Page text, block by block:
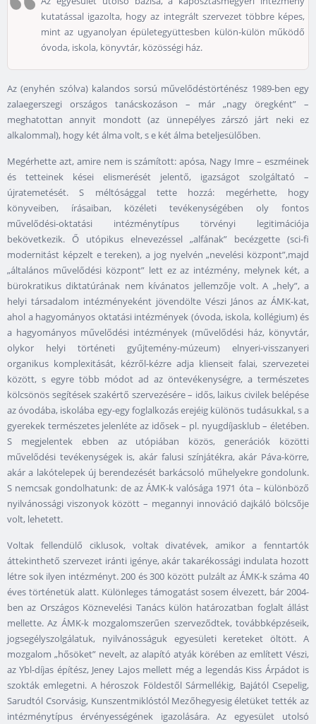
kutatással igazolta, hogy az integrált szervezet többre képes,
mint az ugyanolyan épületegyüttesben külön-külön működő
óvoda, iskola, könyvtár, közösségi ház.
Az (enyhén szólva) kalandos sorsú művelődéstörténész 1989-ben egy
zalaegerszegi országos tanácskozáson – már „nagy öregként” –
meghatottan annyit mondott (az ünnepélyes zárszó járt neki ez
alkalommal), hogy két álma volt, s e két álma beteljesülőben.
Megérhette azt, amire nem is számított: apósa, Nagy Imre – eszméinek
és tetteinek kései elismerését jelentő, igazságot szolgáltató –
újratemetését. S méltósággal tette hozzá: megérhette, hogy
könyveiben, írásaiban, közéleti tevékenységében oly fontos
művelődési-oktatási intézménytípus törvényi legitimációja
bekövetkezik. Ő utópikus elnevezéssel „alfának” becézgette (sci-fi
modernitást képzelt e tereken), a jog nyelvén „nevelési központ”,majd
„általános művelődési központ” lett ez az intézmény, melynek két, a
bürokratikus diktatúrának nem kívánatos jellemzője volt. A „hely”, a
helyi társadalom intézményeként jövendölte Vészi János az ÁMK-kat,
ahol a hagyományos oktatási intézmények (óvoda, iskola, kollégium) és
a hagyományos művelődési intézmények (művelődési ház, könyvtár,
olykor helyi történeti gyűjtemény-múzeum) elnyeri-visszanyeri
organikus komplexitását, kézről-kézre adja klienseit falai, szervezetei
között, s egyre több módot ad az öntevékenységre, a természetes
kölcsönös segítések szakértő szervezésére – idős, laikus civilek belépése
az óvodába, iskolába egy-egy foglalkozás erejéig különös tudásukkal, s a
gyerekek természetes jelenléte az idősek – pl. nyugdíjasklub – életében.
S megjelentek ebben az utópiában közös, generációk közötti
művelődési tevékenységek is, akár falusi színjátékra, akár Páva-körre,
akár a lakótelepek új berendezését barkácsoló műhelyekre gondolunk.
S nemcsak gondolhatunk: de az ÁMK-k valósága 1971 óta – különböző
nyilvánossági viszonyok között – megannyi innováció dajkáló bölcsője
volt, lehetett.
Voltak fellendülő ciklusok, voltak divatévek, amikor a fenntartók
áttekinthető szervezet iránti igénye, akár takarékossági indulata hozott
létre sok ilyen intézményt. 200 és 300 között pulzált az ÁMK-k száma 40
éves történetük alatt. Különleges támogatást sosem élvezett, bár 2004-
ben az Országos Köznevelési Tanács külön határozatban foglalt állást
mellette. Az ÁMK-k mozgalomszerűen szerveződtek, továbbképzéseik,
jogsegélyszolgálatuk, nyilvánosságuk egyesületi kereteket öltött. A
mozgalom „hősöket” nevelt, az alapító atyák körében az említett Vészi,
az Ybl-díjas építész, Jeney Lajos mellett még a legendás Kiss Árpádot is
szokták emlegetni. A héroszok Földestől Sármellékig, Bajától Csepelig,
Sarudtól Csorvásig, Kunszentmiklóstól Mezőhegyesig életüket tették az
intézménytípus érvényességének igazolására. Az egyesület utolsó